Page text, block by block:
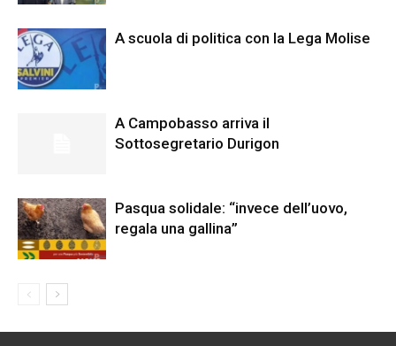
A scuola di politica con la Lega Molise
A Campobasso arriva il
Sottosegretario Durigon
Pasqua solidale: “invece dell’uovo,
regala una gallina”